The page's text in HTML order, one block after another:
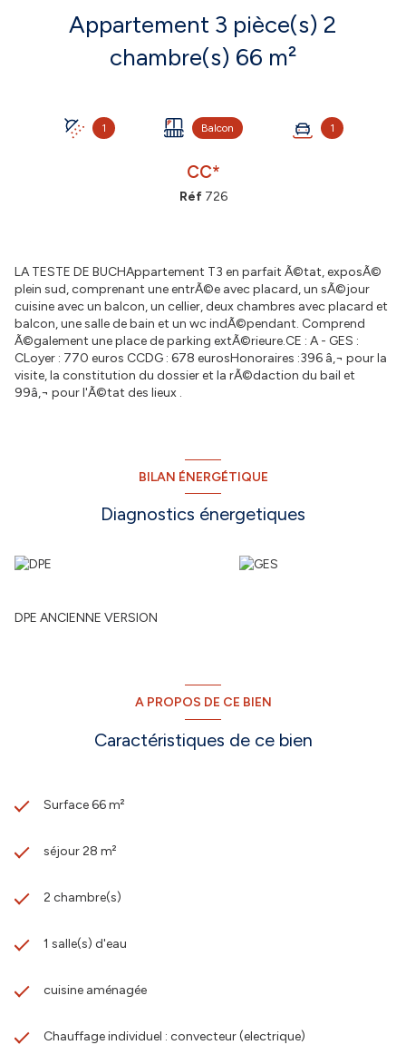
Appartement 3 pièce(s) 2
chambre(s) 66 m²
1 Balcon 1
CC*
Réf 726
LA TESTE DE BUCHAppartement T3 en parfait Ã©tat, exposÃ©
plein sud, comprenant une entrÃ©e avec placard, un sÃ©jour
cuisine avec un balcon, un cellier, deux chambres avec placard et
balcon, une salle de bain et un wc indÃ©pendant. Comprend
Ã©galement une place de parking extÃ©rieure.CE : A - GES :
CLoyer : 770 euros CCDG : 678 eurosHonoraires :396 â‚¬ pour la
visite, la constitution du dossier et la rÃ©daction du bail et
99â‚¬ pour l'Ã©tat des lieux .
BILAN ÉNERGÉTIQUE
Diagnostics énergetiques
DPE ANCIENNE VERSION
A PROPOS DE CE BIEN
Caractéristiques de ce bien
Surface 66 m²
séjour 28 m²
2 chambre(s)
1 salle(s) d'eau
cuisine aménagée
Chauffage individuel : convecteur (electrique)